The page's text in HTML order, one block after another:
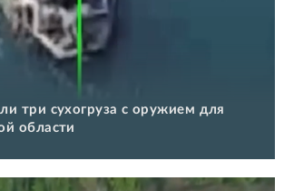
три сухогруза с оружием для
области